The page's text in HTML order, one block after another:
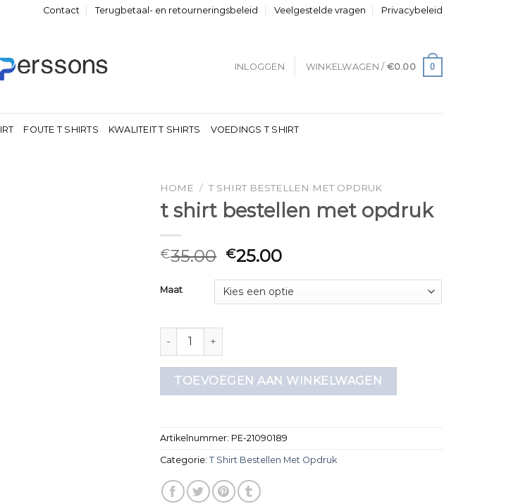
Contact Terugbetaal- en retourneringsbeleid Veelgestelde vragen Privacybeleid
INLOGGEN WINKELWAGEN / €0.00 0
FOUTE T SHIRTS KWALITEIT T SHIRTS VOEDINGS T SHIRT
HOME / T SHIRT BESTELLEN MET OPDRUK
t shirt bestellen met opdruk
€35.00 €25.00
Maat
t shirt bestellen met opdruk aantal
TOEVOEGEN AAN WINKELWAGEN
Artikelnummer: PE-21090189
Categorie:T Shirt Bestellen Met Opdruk